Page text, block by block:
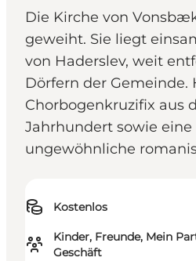
Die Kirche von
geweiht. Sie liegt
von Haderslev, weit
Dörfern der Gemeinde.
Chorbogenkruzifix aus
Jahrhundert sowie eine
ungewöhnliche
Kostenlos
Kinder, Freunde, Mein
Geschäft